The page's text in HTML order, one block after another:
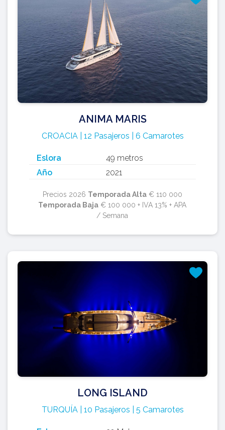
ANIMA MARIS
CROACIA | 12 Pasajeros | 6 Camarotes
Eslora
49 metros
Año
2021
Precios 2026 Temporada Alta€ 110 000
Temporada Baja € 100 000 + IVA 13% + APA
/ Semana
LONG ISLAND
TURQUÍA | 10 Pasajeros | 5 Camarotes